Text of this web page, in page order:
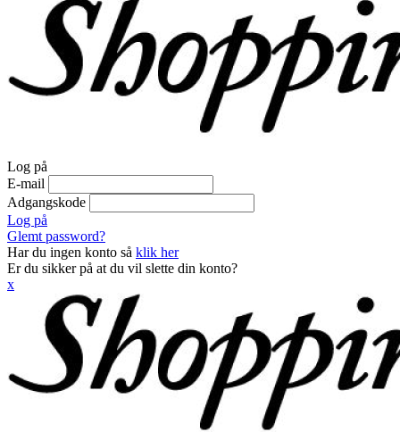
Log på
E-mail
Adgangskode
Log på
Glemt password?
Har du ingen konto så klik her
Er du sikker på at du vil slette din konto?
x